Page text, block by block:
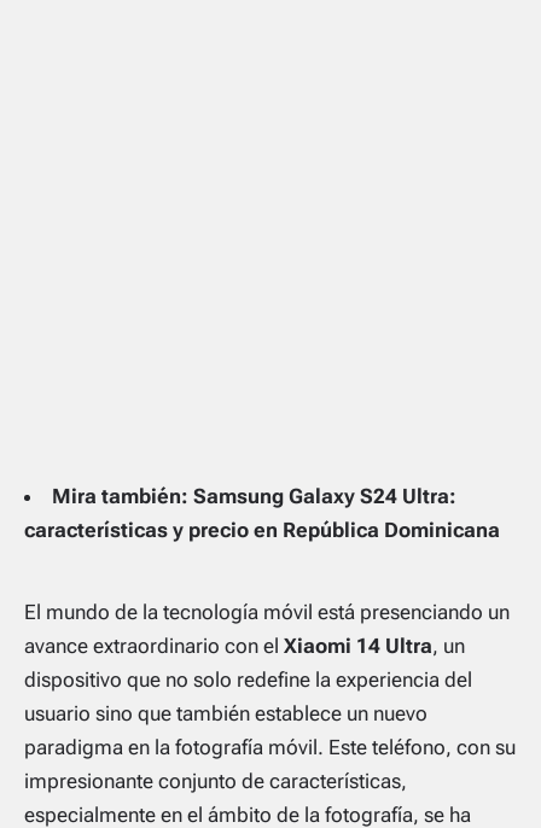
Mira también: Samsung Galaxy S24 Ultra:
características y precio en República Dominicana
El mundo de la tecnología móvil está presenciando un
avance extraordinario con el Xiaomi 14 Ultra, un
dispositivo que no solo redefine la experiencia del
usuario sino que también establece un nuevo
paradigma en la fotografía móvil. Este teléfono, con su
impresionante conjunto de características,
especialmente en el ámbito de la fotografía, se ha